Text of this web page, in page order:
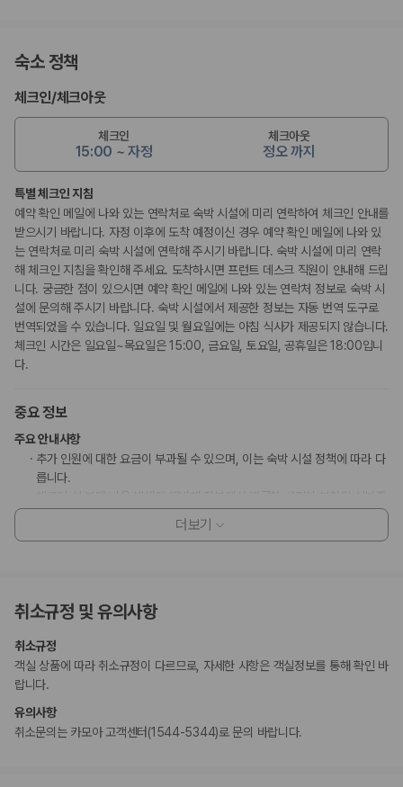
숙소 정책
체크인/체크아웃
체크인
15:00 ~ 자정
체크아웃
정오 까지
특별 체크인 지침
예약 확인 메일에 나와 있는 연락처로 숙박 시설에 미리 연락하여 체크인 안내를
받으시기 바랍니다. 자정 이후에 도착 예정이신 경우 예약 확인 메일에 나와 있
는 연락처로 미리 숙박 시설에 연락해 주시기 바랍니다. 숙박 시설에 미리 연락
해 체크인 지침을 확인해 주세요. 도착하시면 프런트 데스크 직원이 안내해 드립
니다. 궁금한 점이 있으시면 예약 확인 메일에 나와 있는 연락처 정보로 숙박 시
설에 문의해 주시기 바랍니다. 숙박 시설에서 제공한 정보는 자동 번역 도구로
번역되었을 수 있습니다. 일요일 및 월요일에는 아침 식사가 제공되지 않습니다.
체크인 시간은 일요일~목요일은 15:00, 금요일, 토요일, 공휴일은 18:00입니
다.
중요 정보
주요 안내사항
추가 인원에 대한 요금이 부과될 수 있으며, 이는 숙박 시설 정책에 따라 다
릅니다.
과 신용카드, 직불카드 또는 현금으로 보증금이 필요할 수 있습니다.
특별 요청 사항은 체크인 시 이용 상황에 따라 제공 여부가 달라질 수 있으
고객 정책과 문화적 기준이나 규범은 국가 및 숙박 시설에 따라 다를 수 있
비대면 체크인, 비대면 체크아웃 서비스를 이용하실 수 있습니다.
부가 정보
추가 안내사항
더보기
취소규정 및 유의사항
취소규정
객실 상품에 따라 취소규정이 다르므로, 자세한 사항은 객실정보를 통해 확인 바
랍니다.
유의사항
취소문의는 카모아 고객센터(1544-5344)로 문의 바랍니다.